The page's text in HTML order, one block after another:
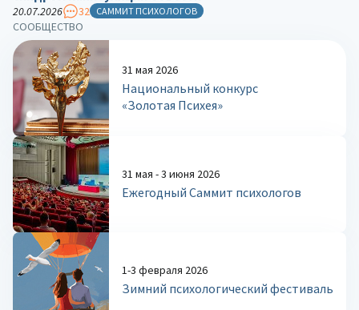
СООБЩЕСТВО
31 мая 2026
Национальный конкурс
«Золотая Психея»
31 мая - 3 июня 2026
Ежегодный Саммит психологов
1-3 февраля 2026
Зимний психологический фестиваль
20.07.2026 32 САММИТ ПСИХОЛОГОВ